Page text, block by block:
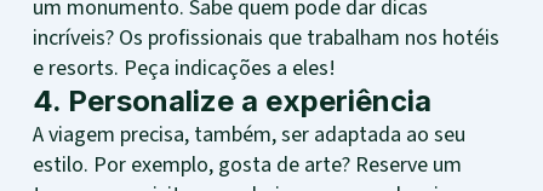
um monumento. Sabe quem pode dar dicas
incríveis? Os profissionais que trabalham nos hotéis
e resorts. Peça indicações a eles!
4. Personalize a experiência
A viagem precisa, também, ser adaptada ao seu
estilo. Por exemplo, gosta de arte? Reserve um